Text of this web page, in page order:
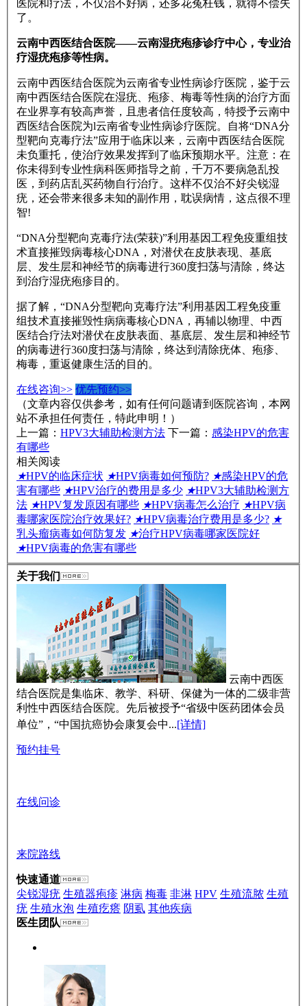
医院和疗法，不仅治不好病，还多花冤枉钱，就得不偿失
了。
云南中西医结合医院——云南湿疣疱疹诊疗中心，专业治
疗湿疣疱疹等性病。
云南中西医结合医院为云南省专业性病诊疗医院，鉴于云
南中西医结合医院在湿疣、疱疹、梅毒等性病的治疗方面
在业界享有较高声誉，且患者信任度较高，特授予云南中
西医结合医院为l云南省专业性病诊疗医院。自将“DNA分
型靶向克毒疗法”应用于临床以来，云南中西医结合医院
未负重托，使治疗效果发挥到了临床预期水平。注意：在
你未得到专业性病科医师指导之前，千万不要病急乱投
医，到药店乱买药物自行治疗。这样不仅治不好尖锐湿
疣，还会带来很多未知的副作用，耽误病情，这点很不理
智!
“DNA分型靶向克毒疗法(荣获)”利用基因工程免疫重组技
术直接摧毁病毒核心DNA，对潜伏在皮肤表现、基底
层、发生层和神经节的病毒进行360度扫荡与清除，终达
到治疗湿疣疱疹目的。
据了解，“DNA分型靶向克毒疗法”利用基因工程免疫重
组技术直接摧毁性病病毒核心DNA，再辅以物理、中西
医结合疗法对潜伏在皮肤表面、基底层、发生层和神经节
的病毒进行360度扫荡与清除，终达到清除疣体、疱疹、
梅毒，重返健康生活的目的。
在线咨询>> 优先预约>>
（文章内容仅供参考，如有任何问题请到医院咨询，本网
站不承担任何责任，特此申明！）
上一篇： HPV3大辅助检测方法 下一篇： 感染HPV的危害
有哪些
相关阅读
★HPV的临床症状 ★HPV病毒如何预防? ★感染HPV的危
害有哪些 ★HPV治疗的费用是多少 ★HPV3大辅助检测方
法 ★HPV复发原因有哪些 ★HPV病毒怎么治疗 ★HPV病
毒哪家医院治疗效果好? ★HPV病毒治疗费用是多少? ★
乳头瘤病毒如何防复发 ★治疗HPV病毒哪家医院好
★HPV病毒的危害有哪些
关于我们
云南中西医
结合医院是集临床、教学、科研、保健为一体的二级非营
利性中西医结合医院。先后被授予“省级中医药团体会员
单位”，“中国抗癌协会康复会中...[详情]
预约挂号
在线问诊
来院路线
快速通道
尖锐湿疣 生殖器疱疹 淋病 梅毒 非淋 HPV 生殖流脓 生殖
疣 生殖水泡 生殖疙瘩 阴虱 其他疾病
医生团队